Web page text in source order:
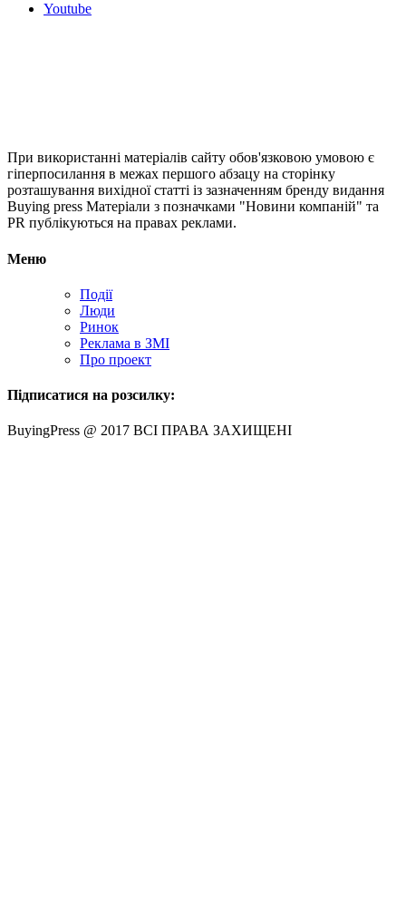
Youtube
При використанні матеріалів сайту обов'язковою умовою є
гіперпосилання в межах першого абзацу на сторінку
розташування вихідної статті із зазначенням бренду видання
Buying press Матеріали з позначками "Новини компаній" та
PR публікуються на правах реклами.
Меню
Події
Люди
Ринок
Реклама в ЗМІ
Про проект
Підписатися на розсилку:
BuyingPress @ 2017 ВСІ ПРАВА ЗАХИЩЕНІ